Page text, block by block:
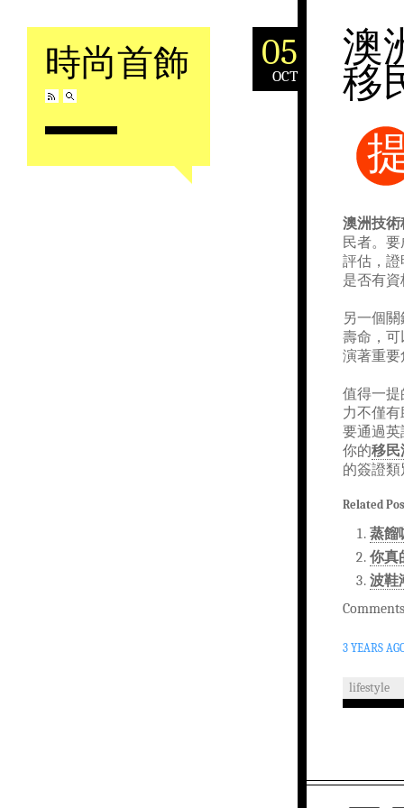
時尚首飾
Skip to content
05
OCT
澳
移
澳洲技術
民者。
評估，
是否有
另一個
壽命，
演著重要
值得一
力不僅
要通過
你的移民
的簽證
Related
蒸餾
你真
波鞋
3 YEARS
lifestyle